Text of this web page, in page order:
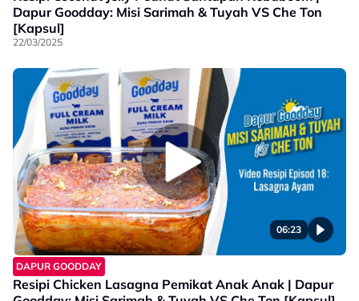
Dapur Goodday: Misi Sarimah & Tuyah VS Che Ton
[Kapsul]
22/03/2025
06:23
DAPUR GOODDAY
Resipi Chicken Lasagna Pemikat Anak Anak | Dapur